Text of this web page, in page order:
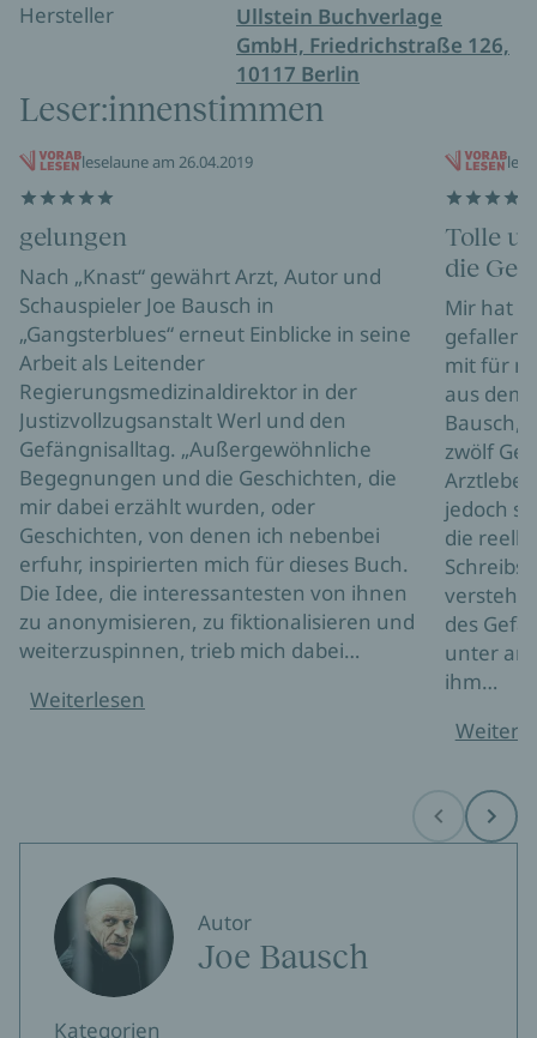
Hersteller
Ullstein Buchverlage
GmbH, Friedrichstraße 126,
10117 Berlin
Leser:innenstimmen
leselaune am 26.04.2019
gelungen
Nach „Knast“ gewährt Arzt, Autor und
Schauspieler Joe Bausch in
„Gangsterblues“ erneut Einblicke in seine
Arbeit als Leitender
Regierungsmedizinaldirektor in der
Justizvollzugsanstalt Werl und den
Gefängnisalltag. „Außergewöhnliche
Begegnungen und die Geschichten, die
mir dabei erzählt wurden, oder
Geschichten, von denen ich nebenbei
erfuhr, inspirierten mich für dieses Buch.
Die Idee, die interessantesten von ihnen
zu anonymisieren, zu fiktionalisieren und
weiterzuspinnen, trieb mich dabei…
Weiterlesen
Tolle
die
Mir hat
gefallen.
mit für
aus dem
Bausch,
zwölf
jedoch
die
versteht
des
unter
ihm…
Before Next
Autor
Joe Bausch
Kategorien